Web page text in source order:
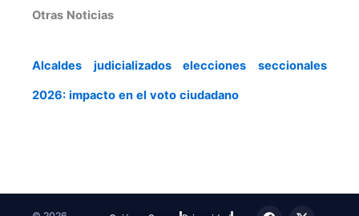
Otras Noticias
Alcaldes judicializados elecciones seccionales
2026: impacto en el voto ciudadano
F
X
T
T